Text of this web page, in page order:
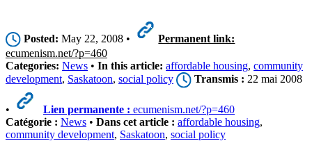
Posted: May 22, 2008 •
Permanent link:
ecumenism.net/?p=460
Categories: News • In this article: affordable housing, community
development, Saskatoon, social policy Transmis : 22 mai 2008
• Lien permanente : ecumenism.net/?p=460
Catégorie : News • Dans cet article : affordable housing,
community development, Saskatoon, social policy